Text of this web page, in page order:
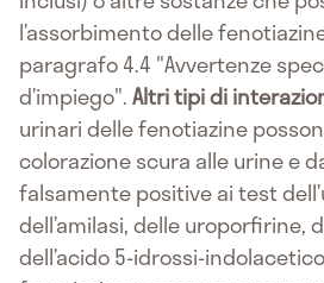
l’assorbimento delle
paragrafo 4.4 "Avvertenze
d’impiego".Altri tipi di
urinari delle fenotiazine
colorazione scura alle urine e
falsamente positive ai test
dell’amilasi, delle uroporfirine,
dell’acido 5-idrossi-